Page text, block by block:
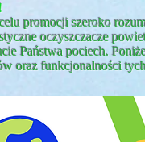
promocji szeroko
oczyszczacze
Państwa pociech.
oraz funkcjonalności